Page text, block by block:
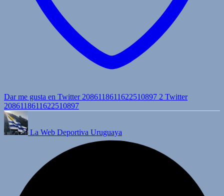
Dar me gusta en Twitter 2086118611622510897 2 Twitter
2086118611622510897
La Web Deportiva Uruguaya